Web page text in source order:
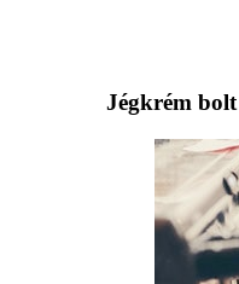
Jégkrém bolt